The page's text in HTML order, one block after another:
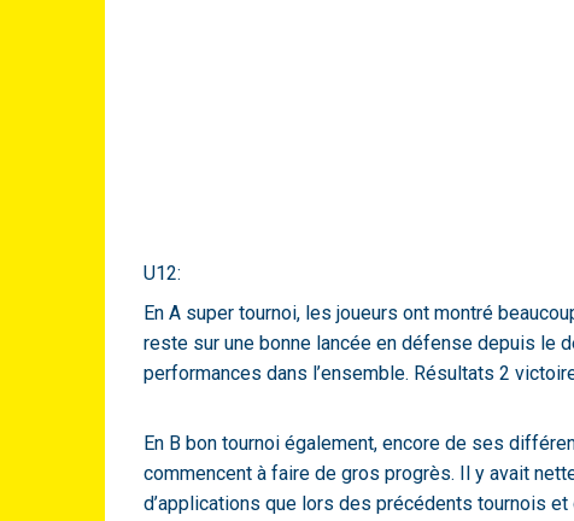
U12:
En A super tournoi, les joueurs ont montré
reste sur une bonne lancée en défense depuis le
performances dans l’ensemble. Résultats 2
En B bon tournoi également, encore de ses
commencent à faire de gros progrès. Il y avait
d’applications que lors des précédents tournois